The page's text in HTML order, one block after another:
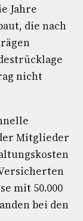
Jahre
die nach
nicht
Mitglieder
mit 50.000
bei den